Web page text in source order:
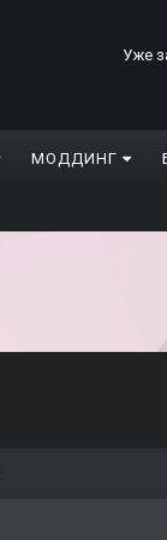
Уже
МОДДИНГ